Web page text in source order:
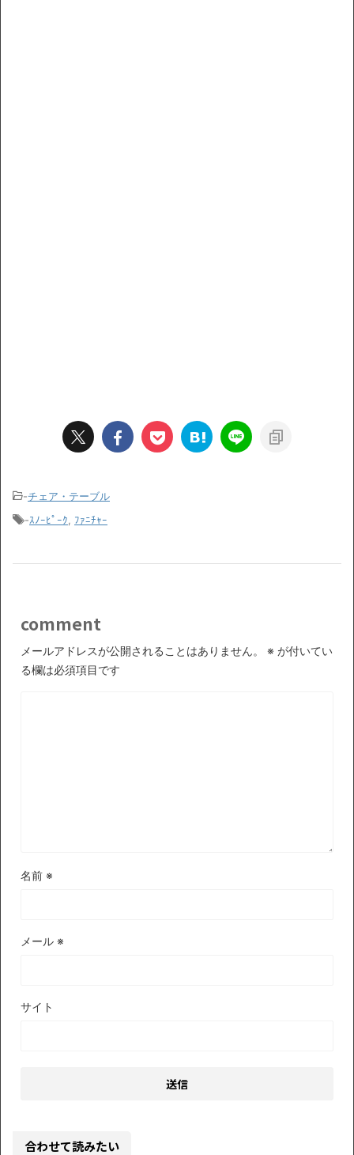
-チェア・テーブル
-ｽﾉｰﾋﾟｰｸ ﾌｧﾆﾁｬｰ
comment
メールアドレスが公開されることはありません。 ※ が付いてい
る欄は必須項目です
名前 ※
メール ※
サイト
合わせて読みたい